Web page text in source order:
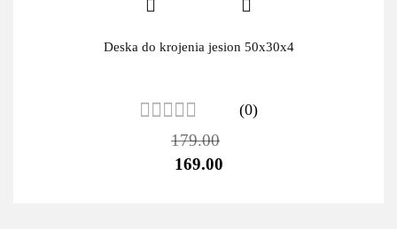
Deska do krojenia jesion 50x30x4
(0)
179.00
169.00